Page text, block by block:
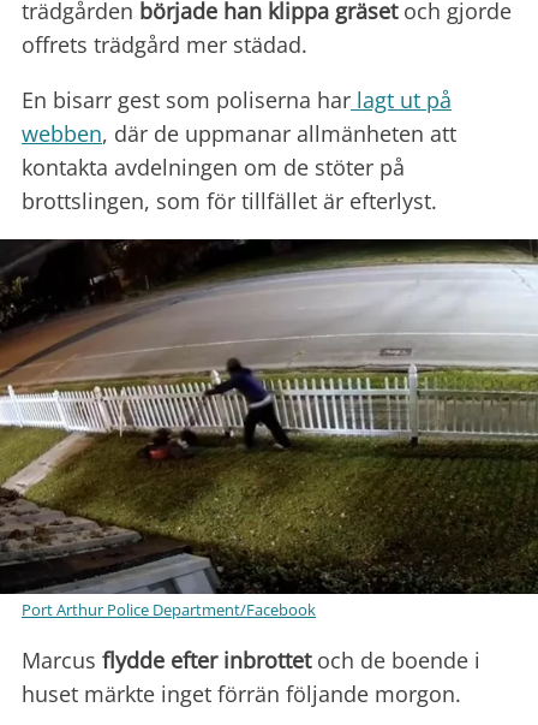
trädgården började han klippa gräsetoch gjorde
offrets trädgård mer städad.
En bisarr gest som poliserna har lagt ut på
webben, där de uppmanar allmänheten att
kontakta avdelningen om de stöter på
brottslingen, som för tillfället är efterlyst.
Port Arthur Police Department/Facebook
Marcus flydde efter inbrottetoch de boende i
huset märkte inget förrän följande morgon.